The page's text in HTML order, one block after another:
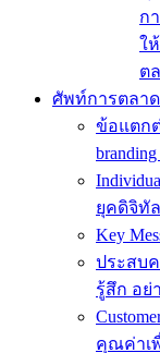
ก
ใ
ต
ศัพท์การตลาด
ข้อแตกต่
ยุคดิจิทั
Key
ประสบ
รู้สึก อย่
คุณค่าเ